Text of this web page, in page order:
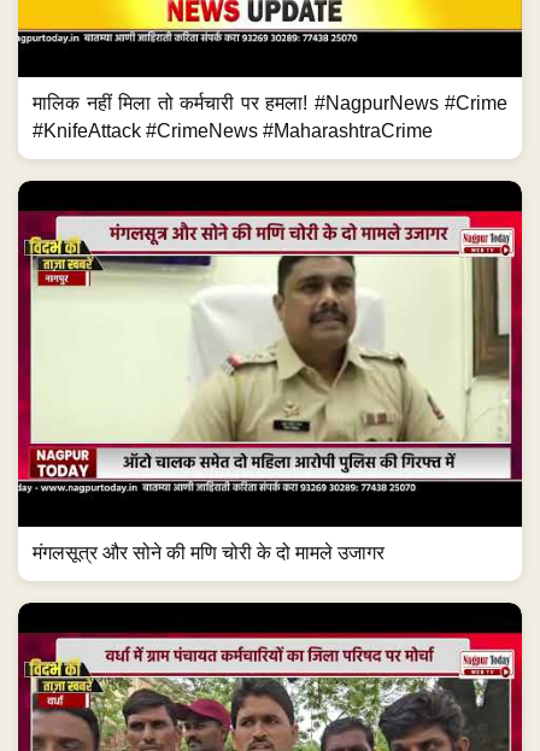
मालिक नहीं मिला तो कर्मचारी पर हमला! #NagpurNews #Crime
#KnifeAttack #CrimeNews #MaharashtraCrime
मंगलसूत्र और सोने की मणि चोरी के दो मामले उजागर